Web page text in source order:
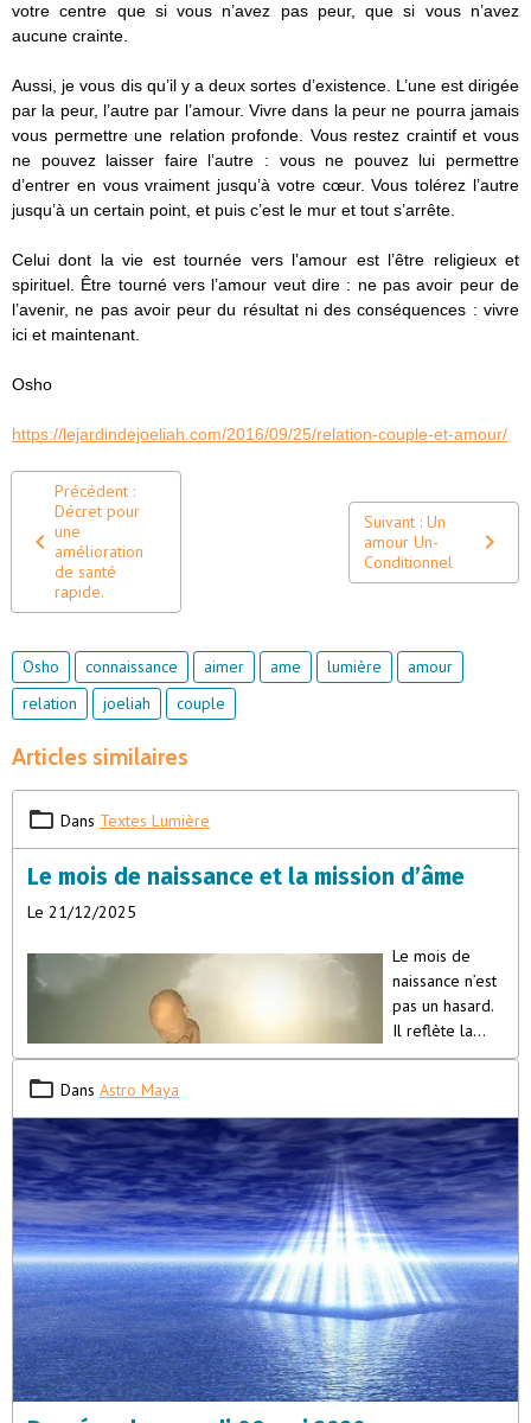
votre centre que si vous n’avez pas peur, que si vous n’avez
aucune crainte.
Aussi, je vous dis qu’il y a deux sortes d’existence. L’une est dirigée
par la peur, l’autre par l’amour. Vivre dans la peur ne pourra jamais
vous permettre une relation profonde. Vous restez craintif et vous
ne pouvez laisser faire l’autre : vous ne pouvez lui permettre
d’entrer en vous vraiment jusqu’à votre cœur. Vous tolérez l’autre
jusqu’à un certain point, et puis c’est le mur et tout s’arrête.
Celui dont la vie est tournée vers l’amour est l’être religieux et
spirituel. Être tourné vers l’amour veut dire : ne pas avoir peur de
l’avenir, ne pas avoir peur du résultat ni des conséquences : vivre
ici et maintenant.
Osho
https://lejardindejoeliah.com/2016/09/25/relation-couple-et-amour/
Précédent :
Décret pour
une
amélioration
de santé
rapide.
Suivant : Un
amour Un-
Conditionnel
Osho connaissance aimer ame lumière
amour
relation
joeliah couple
Articles similaires
Dans Textes Lumière
Le mois de naissance et la mission d’âme
Le 21/12/2025
Le mois de
naissance n’est
pas un hasard.
Il reflète la
vibration que
s’incarner, les
leçons qu’elle
porte, et le
rôle qu’elle
joue au sein de la lignée familiale et collective. Chaque mois
imprime une signature énergétique unique, influençant la
personnalité, la mission et les défis d’éveil de l’âme stellaire. Voici
un aperçu des traits principaux associés à chaquemois de
naissance pour les semences d’étoiles: Janvier : Âmes anciennes,
ambitieuses et indépendantes, souvent revenues pour achever un
travail inachevé de vies passées. Elles apportent une sagesse
profonde, challengent les parents à grandir spirituellement, et
Dans Astro Maya